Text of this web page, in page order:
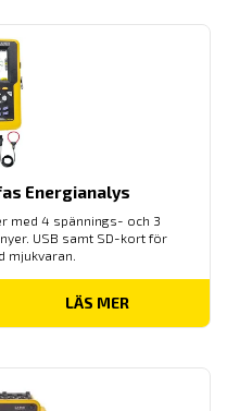
Energianalys
med 4 spännings- och 3
USB samt SD-kort för
mjukvaran.
LÄS MER